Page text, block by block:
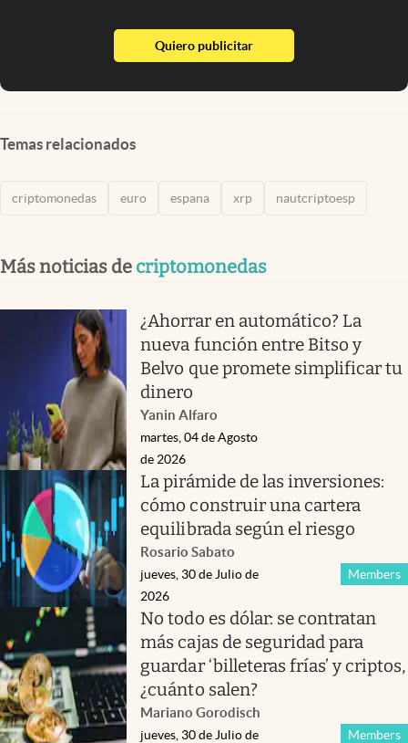
Quiero publicitarabre en nueva pestaña
Temas relacionados
criptomonedas euro espana xrp nautcriptoesp
Más noticias de criptomonedas
¿Ahorrar en automático? La
nueva función entre Bitso y
Belvo que promete simplificar tu
dinero
Yanin Alfaro
martes, 04 de Agosto
de 2026
La pirámide de las inversiones:
cómo construir una cartera
equilibrada según el riesgo
Rosario Sabato
Members
jueves, 30 de Julio de
2026
No todo es dólar: se contratan
más cajas de seguridad para
guardar ‘billeteras frías’ y criptos,
¿cuánto salen?
Mariano Gorodisch
Members
jueves, 30 de Julio de